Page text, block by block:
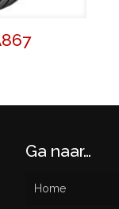
Ga naar…
Home